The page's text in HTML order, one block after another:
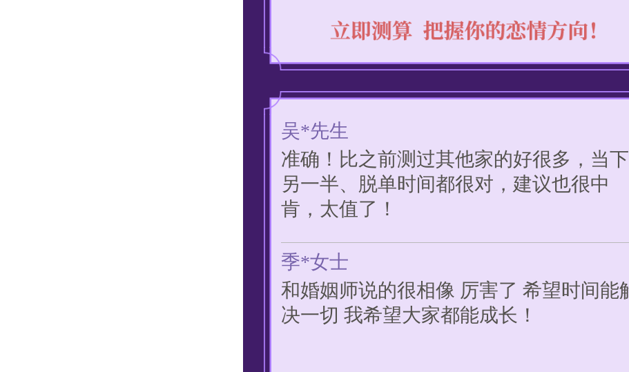
当前感情存在的问题，也给了我建议，我
知道该怎么做了！
吴*先生
准确！比之前测过其他家的好很多，当下
另一半、脱单时间都很对，建议也很中
肯，太值了！
季*女士
和婚姻师说的很相像 厉害了 希望时间能解
决一切 我希望大家都能成长！